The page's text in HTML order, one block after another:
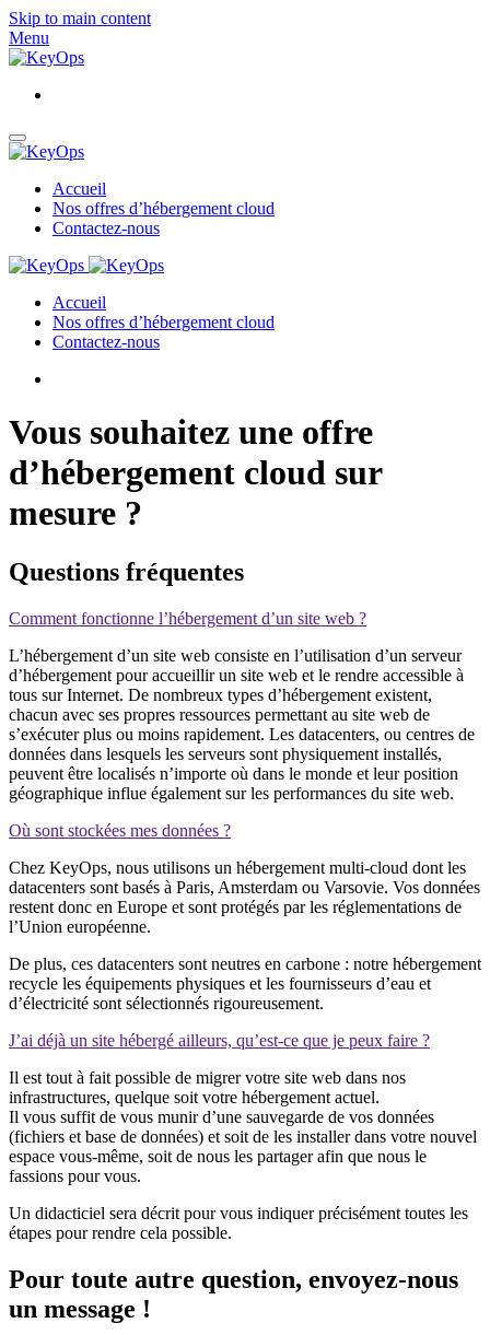
Skip to main content
Menu
Accueil
Nos offres d’hébergement cloud
Contactez-nous
Accueil
Nos offres d’hébergement cloud
Contactez-nous
Vous souhaitez une offre
d’hébergement cloud sur
mesure ?
Questions fréquentes
Comment fonctionne l’hébergement d’un site web ?
L’hébergement d’un site web consiste en l’utilisation d’un serveur
d’hébergement pour accueillir un site web et le rendre accessible à
tous sur Internet. De nombreux types d’hébergement existent,
chacun avec ses propres ressources permettant au site web de
s’exécuter plus ou moins rapidement. Les datacenters, ou centres de
données dans lesquels les serveurs sont physiquement installés,
peuvent être localisés n’importe où dans le monde et leur position
géographique influe également sur les performances du site web.
Où sont stockées mes données ?
Chez KeyOps, nous utilisons un hébergement multi-cloud dont les
datacenters sont basés à Paris, Amsterdam ou Varsovie. Vos données
restent donc en Europe et sont protégés par les réglementations de
l’Union européenne.
De plus, ces datacenters sont neutres en carbone : notre hébergement
recycle les équipements physiques et les fournisseurs d’eau et
d’électricité sont sélectionnés rigoureusement.
J’ai déjà un site hébergé ailleurs, qu’est-ce que je peux faire ?
Il est tout à fait possible de migrer votre site web dans nos
infrastructures, quelque soit votre hébergement actuel.
Il vous suffit de vous munir d’une sauvegarde de vos données
(fichiers et base de données) et soit de les installer dans votre nouvel
espace vous-même, soit de nous les partager afin que nous le
fassions pour vous.
Un didacticiel sera décrit pour vous indiquer précisément toutes les
étapes pour rendre cela possible.
Pour toute autre question, envoyez-nous
un message !